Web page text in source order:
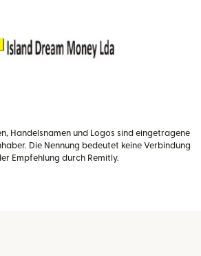
Handelsnamen und Logos sind eingetragene
Die Nennung bedeutet keine Verbindung
Empfehlung durch Remitly.